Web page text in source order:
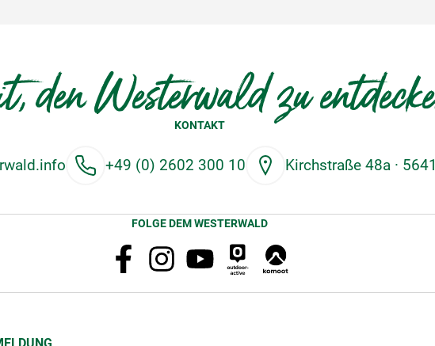
den Westerwald zu
KONTAKT
+49 (0) 2602 300 10 Kirchstraße 48a ·
FOLGE DEM WESTERWALD